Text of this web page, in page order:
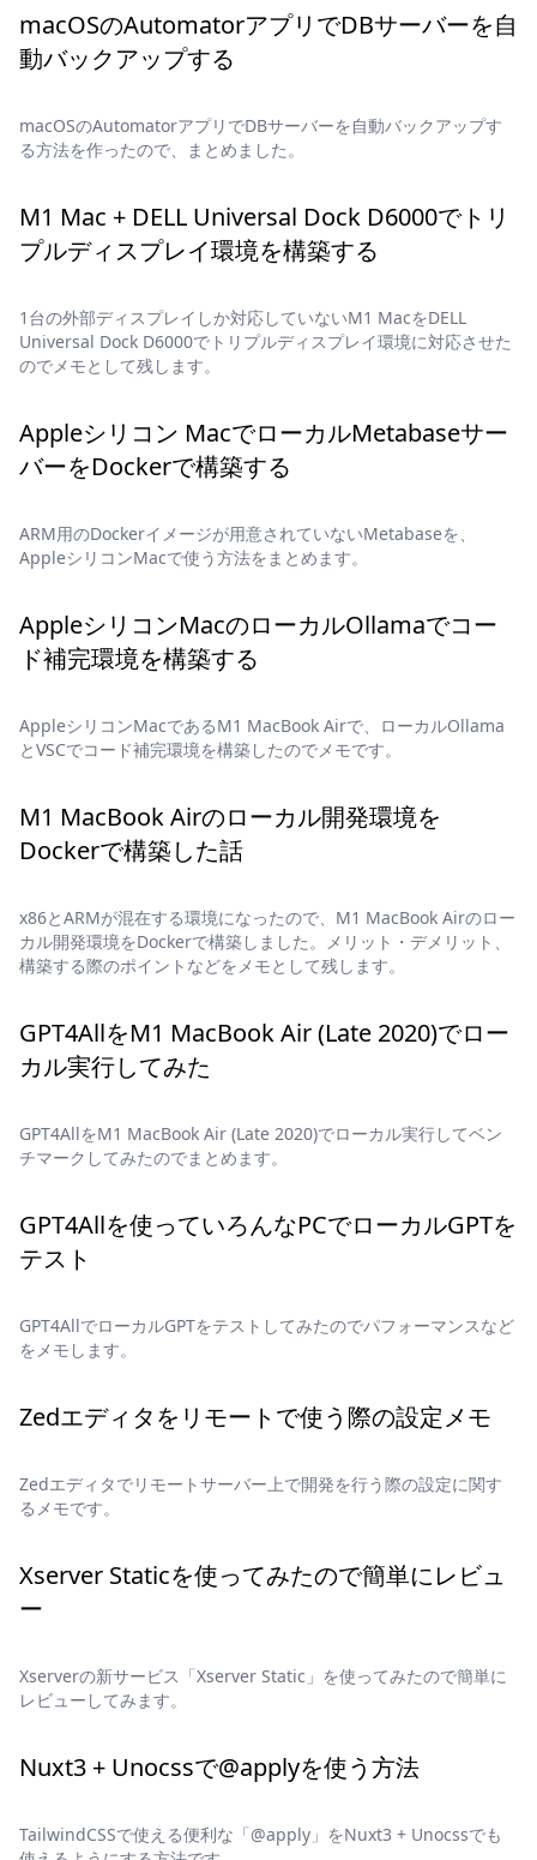
macOSのAutomatorアプリでDBサーバーを自
動バックアップする
macOSのAutomatorアプリでDBサーバーを自動バックアップす
る方法を作ったので、まとめました。
M1 Mac + DELL Universal Dock D6000でトリ
プルディスプレイ環境を構築する
1台の外部ディスプレイしか対応していないM1 MacをDELL
Universal Dock D6000でトリプルディスプレイ環境に対応させた
のでメモとして残します。
Appleシリコン MacでローカルMetabaseサー
バーをDockerで構築する
ARM用のDockerイメージが用意されていないMetabaseを、
AppleシリコンMacで使う方法をまとめます。
AppleシリコンMacのローカルOllamaでコー
ド補完環境を構築する
AppleシリコンMacであるM1 MacBook Airで、ローカルOllama
とVSCでコード補完環境を構築したのでメモです。
M1 MacBook Airのローカル開発環境を
Dockerで構築した話
x86とARMが混在する環境になったので、M1 MacBook Airのロー
カル開発環境をDockerで構築しました。メリット・デメリット、
構築する際のポイントなどをメモとして残します。
GPT4AllをM1 MacBook Air (Late 2020)でロー
カル実行してみた
GPT4AllをM1 MacBook Air (Late 2020)でローカル実行してベン
チマークしてみたのでまとめます。
GPT4Allを使っていろんなPCでローカルGPTを
テスト
GPT4AllでローカルGPTをテストしてみたのでパフォーマンスなど
をメモします。
Zedエディタをリモートで使う際の設定メモ
Zedエディタでリモートサーバー上で開発を行う際の設定に関す
るメモです。
Xserver Staticを使ってみたので簡単にレビュ
ー
Xserverの新サービス「Xserver Static」を使ってみたので簡単に
レビューしてみます。
Nuxt3 + Unocssで@applyを使う方法
TailwindCSSで使える便利な「@apply」をNuxt3 + Unocssでも